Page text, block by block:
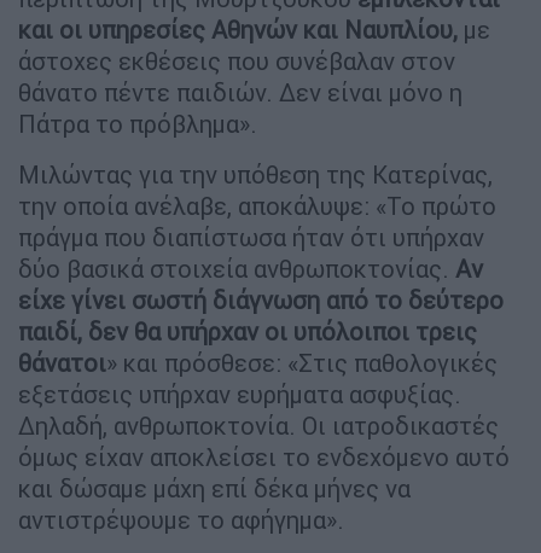
και οι υπηρεσίες Αθηνών και Ναυπλίου, με
άστοχες εκθέσεις που συνέβαλαν στον
θάνατο πέντε παιδιών. Δεν είναι μόνο η
Πάτρα το πρόβλημα».
Μιλώντας για την υπόθεση της Κατερίνας,
την οποία ανέλαβε, αποκάλυψε: «Το πρώτο
πράγμα που διαπίστωσα ήταν ότι υπήρχαν
δύο βασικά στοιχεία ανθρωποκτονίας. Αν
είχε γίνει σωστή διάγνωση από το δεύτερο
παιδί, δεν θα υπήρχαν οι υπόλοιποι τρεις
θάνατοι» και πρόσθεσε: «Στις παθολογικές
εξετάσεις υπήρχαν ευρήματα ασφυξίας.
Δηλαδή, ανθρωποκτονία. Οι ιατροδικαστές
όμως είχαν αποκλείσει το ενδεχόμενο αυτό
και δώσαμε μάχη επί δέκα μήνες να
αντιστρέψουμε το αφήγημα».